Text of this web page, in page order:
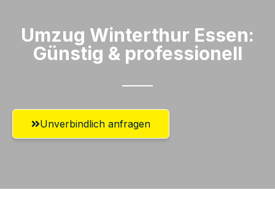
Umzug Winterthur​ Essen:
Günstig & professionell​
Unverbindlich anfragen